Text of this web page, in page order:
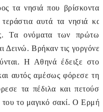
τα νησιά που βρίσκονταν
αυτά τα νησιά και
Τα ονόματα των πρώτων
Βρήκαν τις γοργόνες
Η Αθηνά έδειξε στον
αυτός αμέσως φόρεσε την
τα πέδιλα και πετούσε
το μαγικό σακί. Ο Ερμής